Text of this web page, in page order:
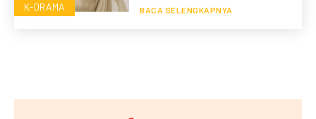
K-DRAMA BACA SELENGKAPNYA